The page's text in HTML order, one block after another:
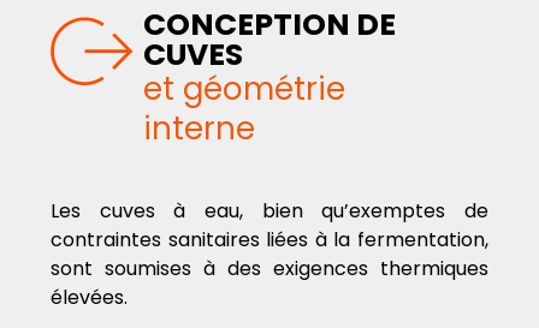
CONCEPTION DE
CUVES
et géométrie
interne
Les cuves à eau, bien qu’exemptes de
contraintes sanitaires liées à la fermentation,
sont soumises à des exigences thermiques
élevées.